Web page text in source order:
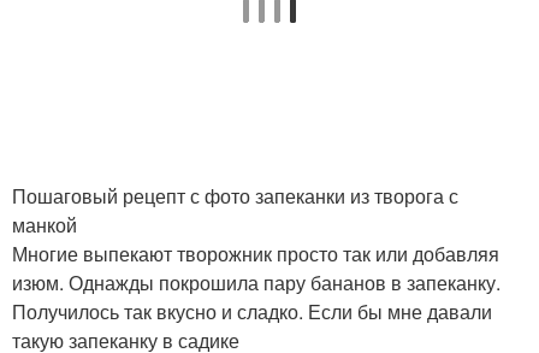
Пошаговый рецепт с фото запеканки из творога с
манкой
Многие выпекают творожник просто так или добавляя
изюм. Однажды покрошила пару бананов в запеканку.
Получилось так вкусно и сладко. Если бы мне давали
такую запеканку в садике